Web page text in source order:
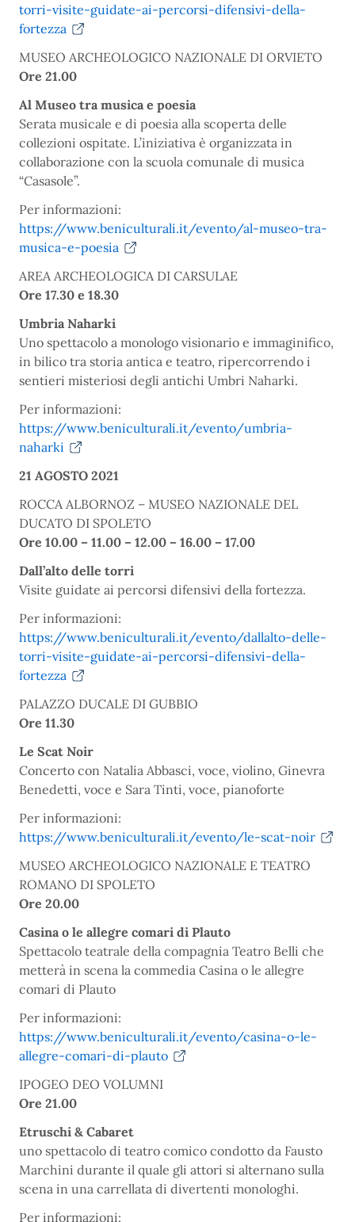
torri-visite-guidate-ai-percorsi-difensivi-della-
fortezza
MUSEO ARCHEOLOGICO NAZIONALE DI ORVIETO
Ore 21.00
Al Museo tra musica e poesia
Serata musicale e di poesia alla scoperta delle
collezioni ospitate. L’iniziativa è organizzata in
collaborazione con la scuola comunale di musica
“Casasole”.
Per informazioni:
https://www.beniculturali.it/evento/al-museo-tra-
musica-e-poesia
AREA ARCHEOLOGICA DI CARSULAE
Ore 17.30 e 18.30
Umbria Naharki
Uno spettacolo a monologo visionario e immaginifico,
in bilico tra storia antica e teatro, ripercorrendo i
sentieri misteriosi degli antichi Umbri Naharki.
Per informazioni:
https://www.beniculturali.it/evento/umbria-
naharki
21 AGOSTO 2021
ROCCA ALBORNOZ – MUSEO NAZIONALE DEL
DUCATO DI SPOLETO
Ore 10.00 – 11.00 – 12.00 – 16.00 – 17.00
Dall’alto delle torri
Visite guidate ai percorsi difensivi della fortezza.
Per informazioni:
https://www.beniculturali.it/evento/dallalto-delle-
torri-visite-guidate-ai-percorsi-difensivi-della-
fortezza
PALAZZO DUCALE DI GUBBIO
Ore 11.30
Le Scat Noir
Concerto con Natalia Abbasci, voce, violino, Ginevra
Benedetti, voce e Sara Tinti, voce, pianoforte
Per informazioni:
https://www.beniculturali.it/evento/le-scat-noir
MUSEO ARCHEOLOGICO NAZIONALE E TEATRO
ROMANO DI SPOLETO
Ore 20.00
Casina o le allegre comari di Plauto
Spettacolo teatrale della compagnia Teatro Belli che
metterà in scena la commedia Casina o le allegre
comari di Plauto
Per informazioni:
https://www.beniculturali.it/evento/casina-o-le-
allegre-comari-di-plauto
IPOGEO DEO VOLUMNI
Ore 21.00
Etruschi & Cabaret
uno spettacolo di teatro comico condotto da Fausto
Marchini durante il quale gli attori si alternano sulla
scena in una carrellata di divertenti monologhi.
Per informazioni: